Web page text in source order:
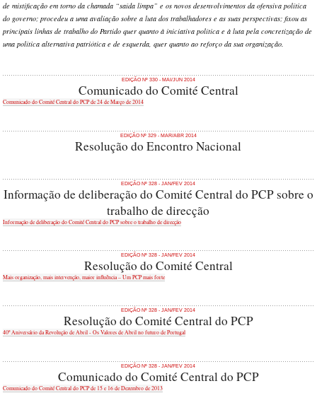
de mistificação em torno da chamada “saída limpa” e os novos desenvolvimentos da ofensiva política
do governo; procedeu a uma avaliação sobre a luta dos trabalhadores e as suas perspectivas; fixou as
principais linhas de trabalho do Partido quer quanto à iniciativa política e à luta pela concretização de
uma política alternativa patriótica e de esquerda, quer quanto ao reforço da sua organização.
EDIÇÃO Nº 330 - MAI/JUN 2014
Comunicado do Comité Central
Comunicado do Comité Central do PCP de 24 de Março de 2014
EDIÇÃO Nº 329 - MAR/ABR 2014
Resolução do Encontro Nacional
EDIÇÃO Nº 328 - JAN/FEV 2014
Informação de deliberação do Comité Central do PCP sobre o
trabalho de direcção
Informação de deliberação do Comité Central do PCP sobre o trabalho de direcção
EDIÇÃO Nº 328 - JAN/FEV 2014
Resolução do Comité Central
Mais organização, mais intervenção, maior influência – Um PCP mais forte
EDIÇÃO Nº 328 - JAN/FEV 2014
Resolução do Comité Central do PCP
40º Aniversário da Revolução de Abril - Os Valores de Abril no futuro de Portugal
EDIÇÃO Nº 328 - JAN/FEV 2014
Comunicado do Comité Central do PCP
Comunicado do Comité Central do PCP de 15 e 16 de Dezembro de 2013